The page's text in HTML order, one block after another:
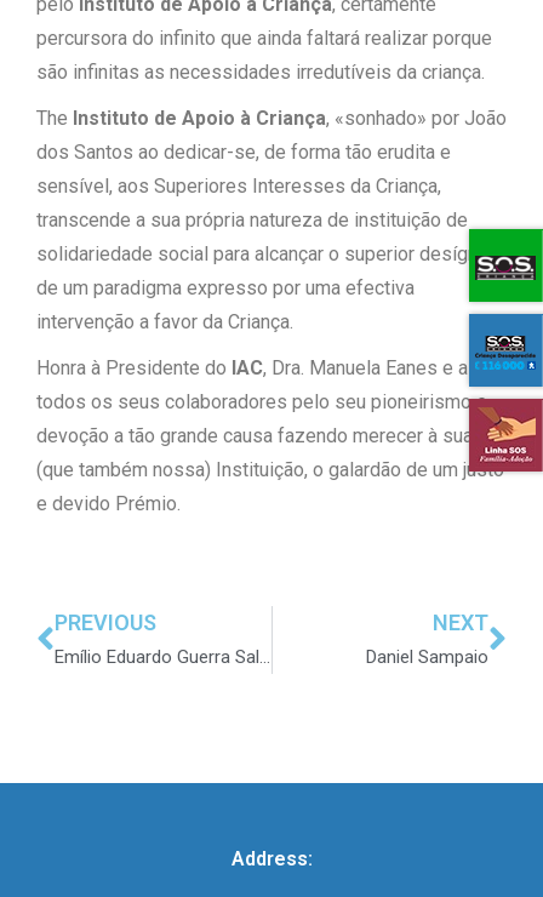
percursora do infinito que ainda faltará realizar porque
são infinitas as necessidades irredutíveis da criança.
The Instituto de Apoio à Criança, «sonhado» por João
dos Santos ao dedicar-se, de forma tão erudita e
sensível, aos Superiores Interesses da Criança,
transcende a sua própria natureza de instituição de
solidariedade social para alcançar o superior desígnio
de um paradigma expresso por uma efectiva
intervenção a favor da Criança.
Honra à Presidente do IAC, Dra. Manuela Eanes e a
todos os seus colaboradores pelo seu pioneirismo e
devoção a tão grande causa fazendo merecer à sua
(que também nossa) Instituição, o galardão de um justo
e devido Prémio.
PREVIOUS
Emílio Eduardo Guerra Salgueiro
NEXT
Daniel Sampaio
Address: